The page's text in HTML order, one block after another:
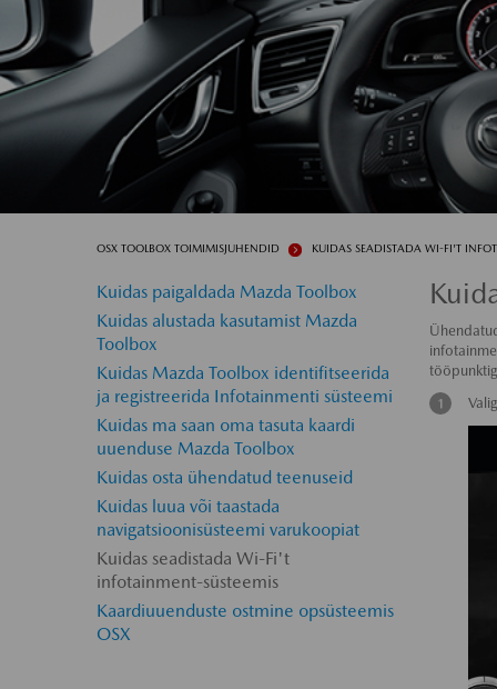
OSX TOOLBOX TOIMIMISJUHENDID KUIDAS SEADISTADA WI-FI'T
Kuidas paigaldada Mazda Toolbox
Kuidas alustada kasutamist Mazda
Toolbox
Kuidas Mazda Toolbox identifitseerida
ja registreerida Infotainmenti süsteemi
Kuidas ma saan oma tasuta kaardi
uuenduse Mazda Toolbox
Kuidas osta ühendatud teenuseid
Kuidas luua või taastada
navigatsioonisüsteemi varukoopiat
Kuidas seadistada Wi-Fi't
infotainment-süsteemis
Kaardiuuenduste ostmine opsüsteemis
OSX